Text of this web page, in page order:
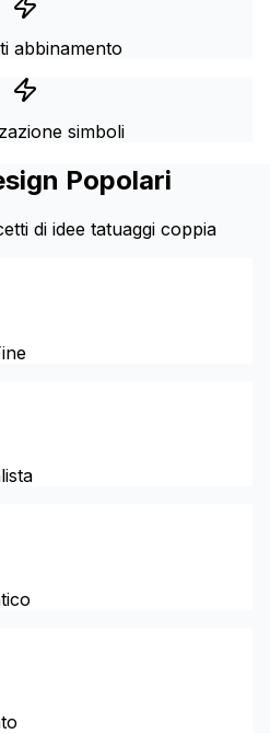
abbinamento
simboli
Popolari
di idee tatuaggi coppia